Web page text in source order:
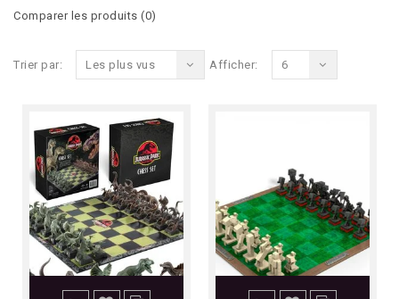
Comparer les produits (0)
Trier par: Les plus vus Afficher: 6